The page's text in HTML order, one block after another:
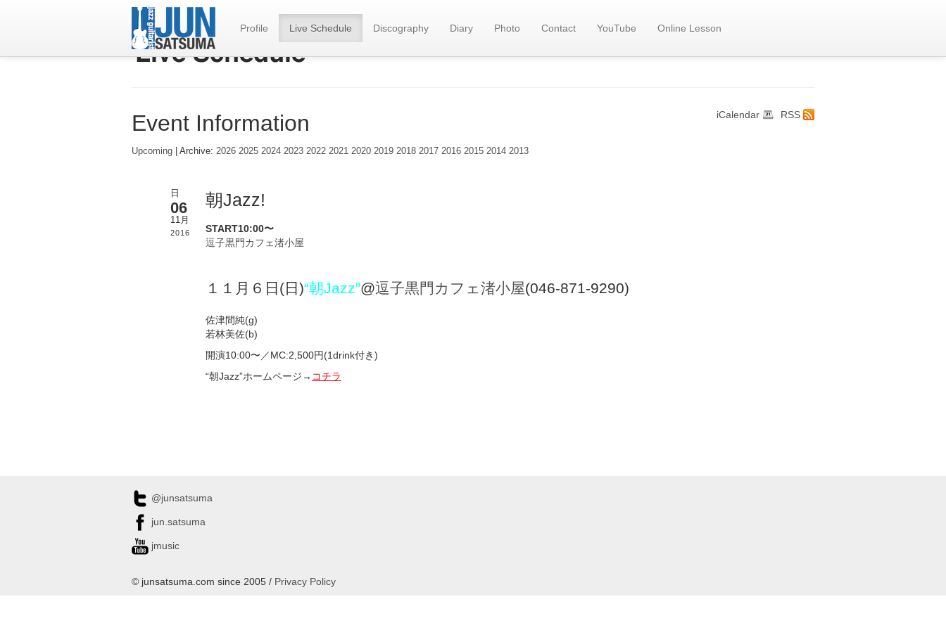
Profile Live Schedule Discography Diary Photo Contact YouTube Online Lesson
RSS
iCalendar
Event Information
Upcoming | Archive: 2026 2025 2024 2023 2022 2021 2020 2019 2018 2017 2016 2015 2014 2013
日
06
11月
2016
朝Jazz!
START10:00〜
逗子黒門カフェ渚小屋
１１月６日(日)“朝Jazz”@逗子黒門カフェ渚小屋(046-871-9290)
佐津間純(g)
若林美佐(b)
開演10:00〜／MC:2,500円(1drink付き)
“朝Jazz”ホームページ→ コチラ
@junsatsuma
jun.satsuma
jmusic
© junsatsuma.com since 2005 / Privacy Policy